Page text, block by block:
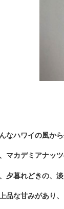
なハワイの風か
マカデミアナッツ
夕暮れどきの、淡
品な甘みがあり